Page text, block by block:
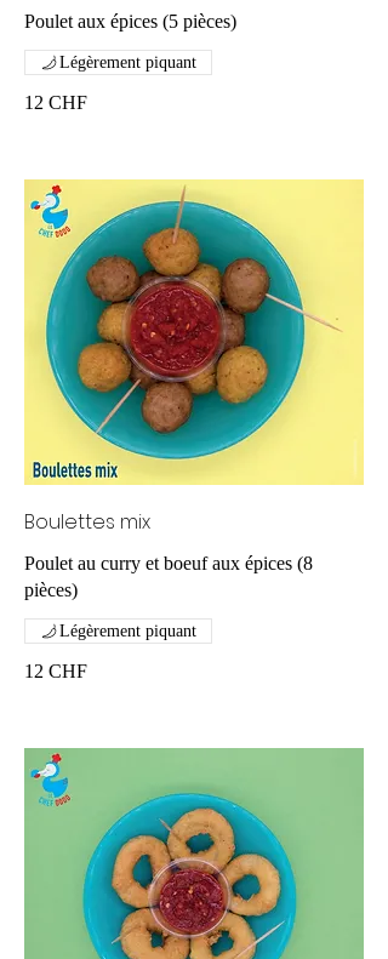
Poulet aux épices (5 pièces)
12 CHF
Légèrement piquant
Boulettes mix
Poulet au curry et boeuf aux épices (8
pièces)
12 CHF
Légèrement piquant